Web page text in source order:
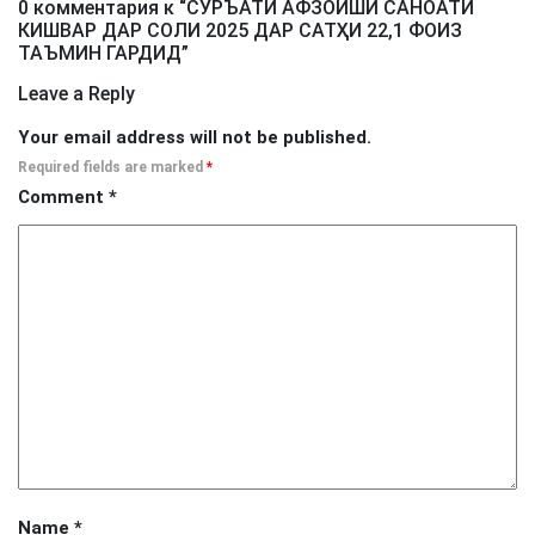
0 комментария к “СУРЪАТИ АФЗОИШИ САНОАТИ
КИШВАР ДАР СОЛИ 2025 ДАР САТҲИ 22,1 ФОИЗ
ТАЪМИН ГАРДИД”
Leave a Reply
Your email address will not be published.
Required fields are marked *
Comment *
Name *